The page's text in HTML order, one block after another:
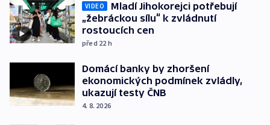
VIDEO
Mladí Jihokorejci potřebují
„žebráckou sílu“ k zvládnutí
rostoucích cen
před 22 h
Domácí banky by zhoršení
ekonomických podmínek zvládly,
ukazují testy ČNB
4. 8. 2026